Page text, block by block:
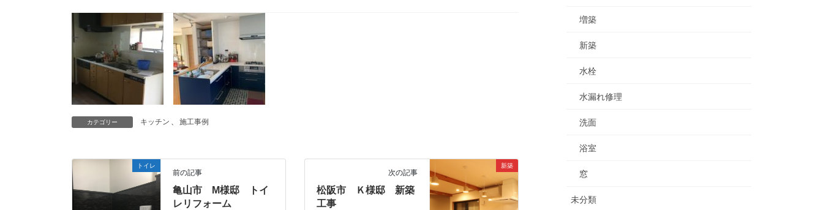
カテゴリー キッチン 、 施工事例
トイレ
前の記事
亀山市 M様邸 トイ
レリフォーム
新築
次の記事
松阪市 Ｋ様邸 新築
工事
増築
新築
水栓
水漏れ修理
洗面
浴室
窓
未分類